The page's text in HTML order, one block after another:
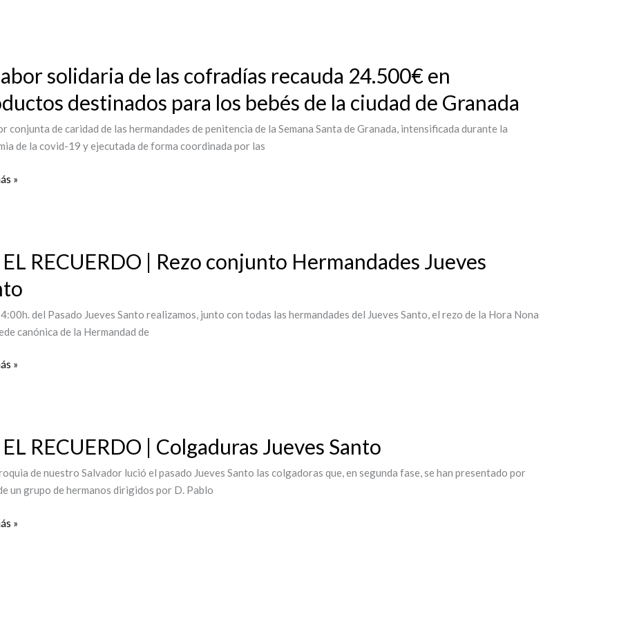
solidaria de las cofradías recauda 24.500€ en
destinados para los bebés de la ciudad de Granada
conjunta de caridad de las hermandades de penitencia de la Semana Santa de Granada, intensificada durante la
de la covid-19 y ejecutada de forma coordinada por las
»
EL RECUERDO | Rezo conjunto Hermandades Jueves
del Pasado Jueves Santo realizamos, junto con todas las hermandades del Jueves Santo, el rezo de la Hora Nona
canónica de la Hermandad de
»
RECUERDO | Colgaduras Jueves Santo
de nuestro Salvador lució el pasado Jueves Santo las colgadoras que, en segunda fase, se han presentado por
un grupo de hermanos dirigidos por D. Pablo
»